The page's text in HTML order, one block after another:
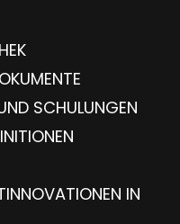
SCHULUNGEN
IN